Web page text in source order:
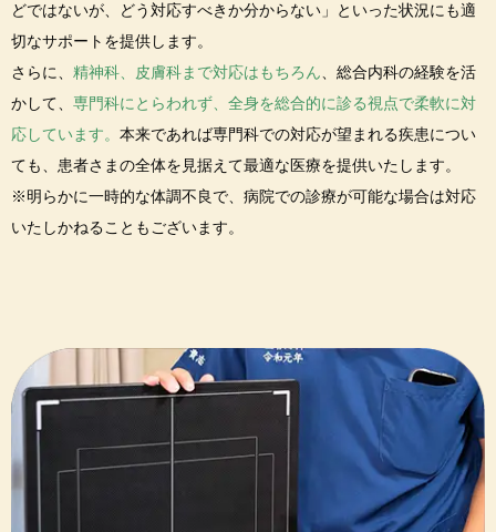
どではないが、どう対応すべきか分からない」といった状況にも適
切なサポートを提供します。
さらに、 精神科、皮膚科まで対応はもちろん、総合内科の経験を活
かして、 専門科にとらわれず、全身を総合的に診る視点で柔軟に対
応しています。 本来であれば専門科での対応が望まれる疾患につい
ても、患者さまの全体を見据えて最適な医療を提供いたします。
※明らかに一時的な体調不良で、病院での診療が可能な場合は対応
いたしかねることもございます。